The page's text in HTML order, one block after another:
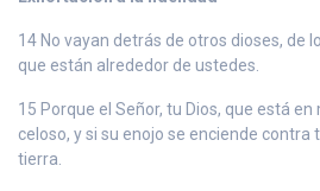
14 No vayan detrás de otros dioses, de
que están alrededor de ustedes.
15 Porque el Señor, tu Dios, que está en
celoso, y si su enojo se enciende contra
tierra.